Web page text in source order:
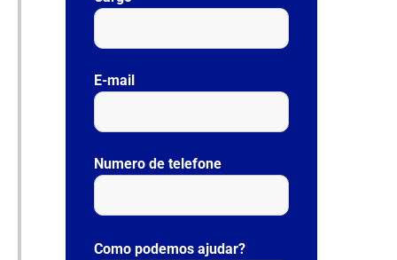
E-mail
Numero de telefone
l
Como podemos ajudar?